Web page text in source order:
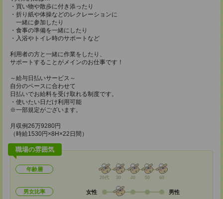
・買い物や散歩に付き添ったり
・折り紙や体操などのレクレーションに
一緒に参加したり
・食事の準備を一緒にしたり
・入浴やトイレ時のサポートなど
利用者の方と一緒に作業をしたり、
サポートすることがメインのお仕事です！
～給与日払いサービス～
自分のペースに合わせて
日払いでお給料を受け取れる制度です。
・使いたい日だけ利用可能
※一部規定がございます。
月収例26万9280円
（時給1530円×8H×22日間）
職場の雰囲気
年齢層
20代 30 40 50 60
男女比率 女性 男性